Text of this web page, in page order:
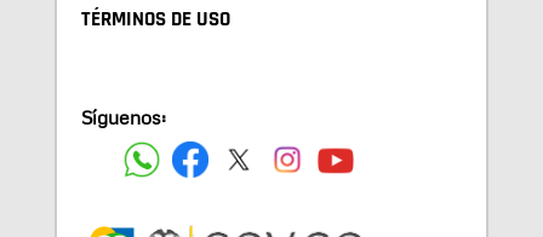
TÉRMINOS DE USO
Síguenos: